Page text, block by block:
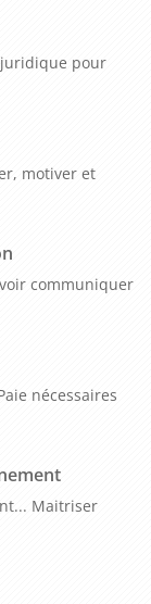
pour
motiver et
communiquer
nécessaires
Maitriser